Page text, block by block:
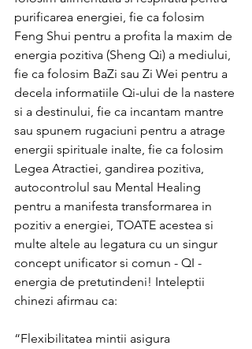
purificarea energiei, fie ca folosim
Feng Shui pentru a profita la maxim de
energia pozitiva (Sheng Qi) a mediului,
fie ca folosim BaZi sau Zi Wei pentru a
decela informatiile Qi-ului de la nastere
si a destinului, fie ca incantam mantre
sau spunem rugaciuni pentru a atrage
energii spirituale inalte, fie ca folosim
Legea Atractiei, gandirea pozitiva,
autocontrolul sau Mental Healing
pentru a manifesta transformarea in
pozitiv a energiei, TOATE acestea si
multe altele au legatura cu un singur
concept unificator si comun - QI -
energia de pretutindeni! Inteleptii
chinezi afirmau ca:
“Flexibilitatea mintii asigura